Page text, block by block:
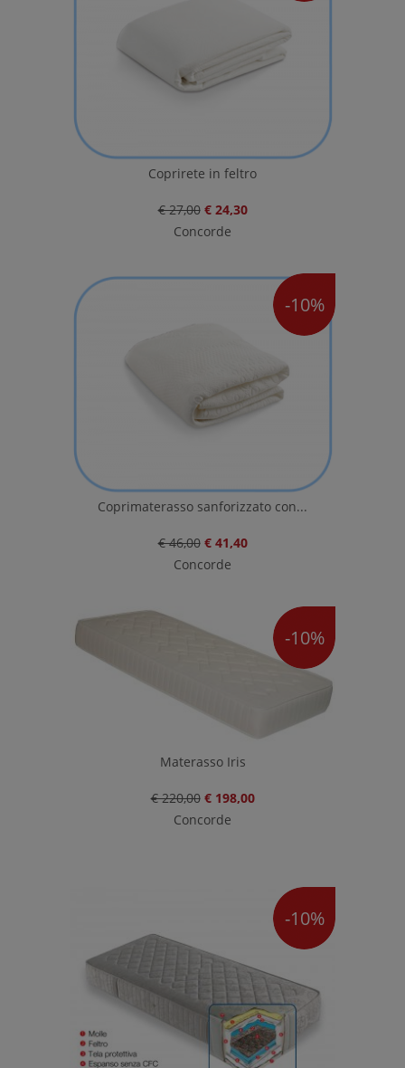
Coprirete in feltro
€ 27,00 € 24,30
Concorde
-10%
Coprimaterasso sanforizzato con...
€ 46,00 € 41,40
Concorde
-10%
Materasso Iris
€ 220,00 € 198,00
Concorde
-10%